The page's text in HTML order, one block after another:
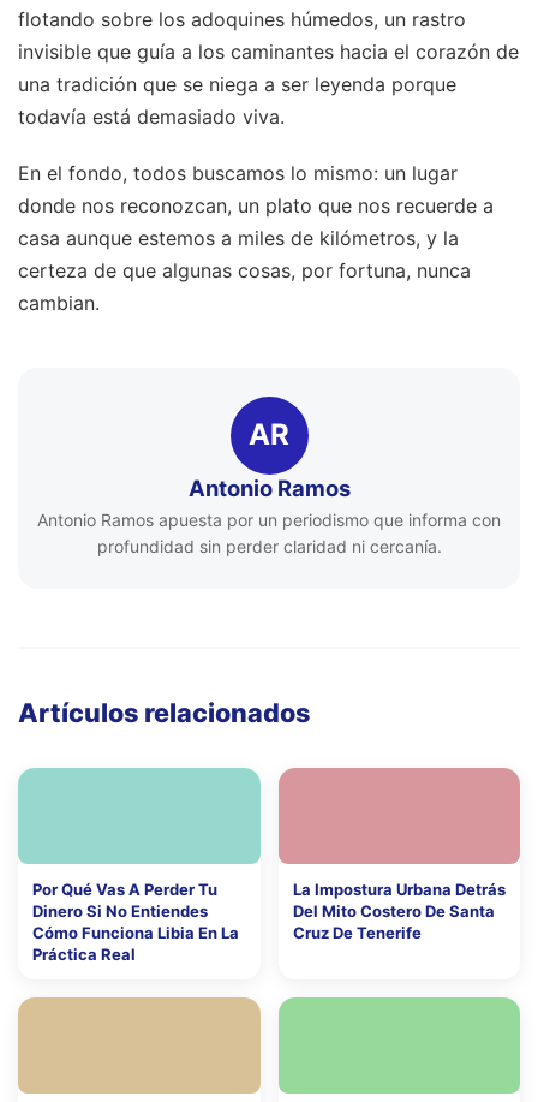
flotando sobre los adoquines húmedos, un rastro
invisible que guía a los caminantes hacia el corazón de
una tradición que se niega a ser leyenda porque
todavía está demasiado viva.
En el fondo, todos buscamos lo mismo: un lugar
donde nos reconozcan, un plato que nos recuerde a
casa aunque estemos a miles de kilómetros, y la
certeza de que algunas cosas, por fortuna, nunca
cambian.
AR
Antonio Ramos
Antonio Ramos apuesta por un periodismo que informa con
profundidad sin perder claridad ni cercanía.
Artículos relacionados
Por Qué Vas A Perder Tu
Dinero Si No Entiendes
Cómo Funciona Libia En La
Práctica Real
La Impostura Urbana Detrás
Del Mito Costero De Santa
Cruz De Tenerife